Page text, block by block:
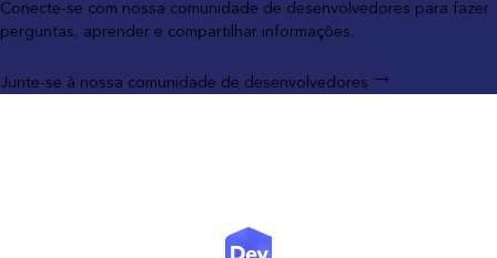
Conecte-se com nossa comunidade de desenvolvedores para fazer
perguntas, aprender e compartilhar informações.
Junte-se à nossa comunidade de desenvolvedores